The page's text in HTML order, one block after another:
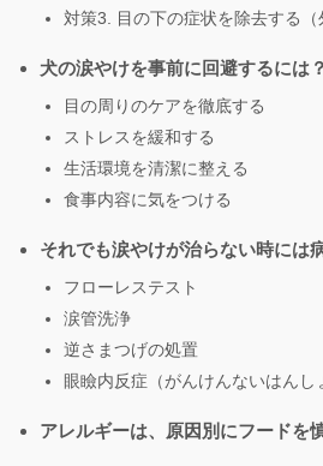
対策3. 目の下の症状を除去する（
犬の涙やけを事前に回避するには？
目の周りのケアを徹底する
ストレスを緩和する
生活環境を清潔に整える
食事内容に気をつける
それでも涙やけが治らない時には
フローレステスト
涙管洗浄
逆さまつげの処置
眼瞼内反症（がんけんないはんし
アレルギーは、原因別にフードを